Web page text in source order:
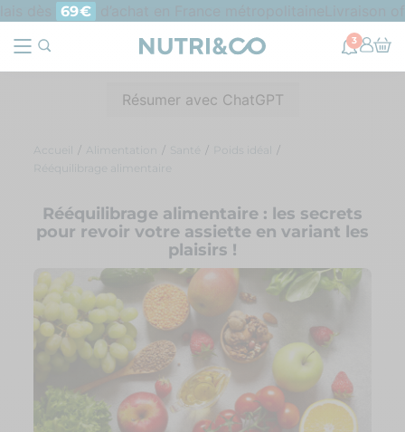
69€ d’achat en France métropolitaine
3
Résumer avec ChatGPT
Accueil Alimentation Santé
Poids idéal
Rééquilibrage alimentaire
Rééquilibrage alimentaire : les secrets
pour revoir votre assiette en variant les
plaisirs !